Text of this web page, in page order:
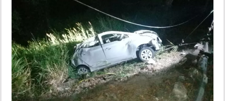
DEPORTES
MUNDO
INSÓLITAS